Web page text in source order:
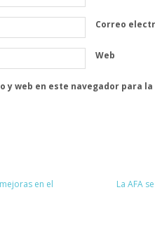
Correo
Web
y web en este navegador para
en el
La AFA